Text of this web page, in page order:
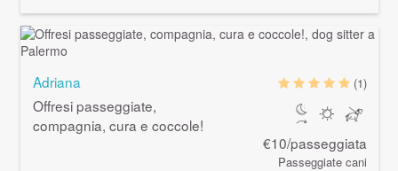
Adriana
Offresi passeggiate,
compagnia, cura e coccole!
(1)
€10/passeggiata
Passeggiate cani